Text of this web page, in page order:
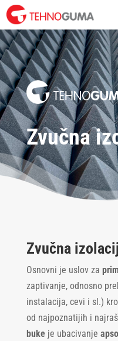
Zvučna
Zvučna
Osnovni je uslov za
zaptivanje, odnosno
instalacija, cevi i sl.)
od najpoznatijih i
bukeje ubacivanje